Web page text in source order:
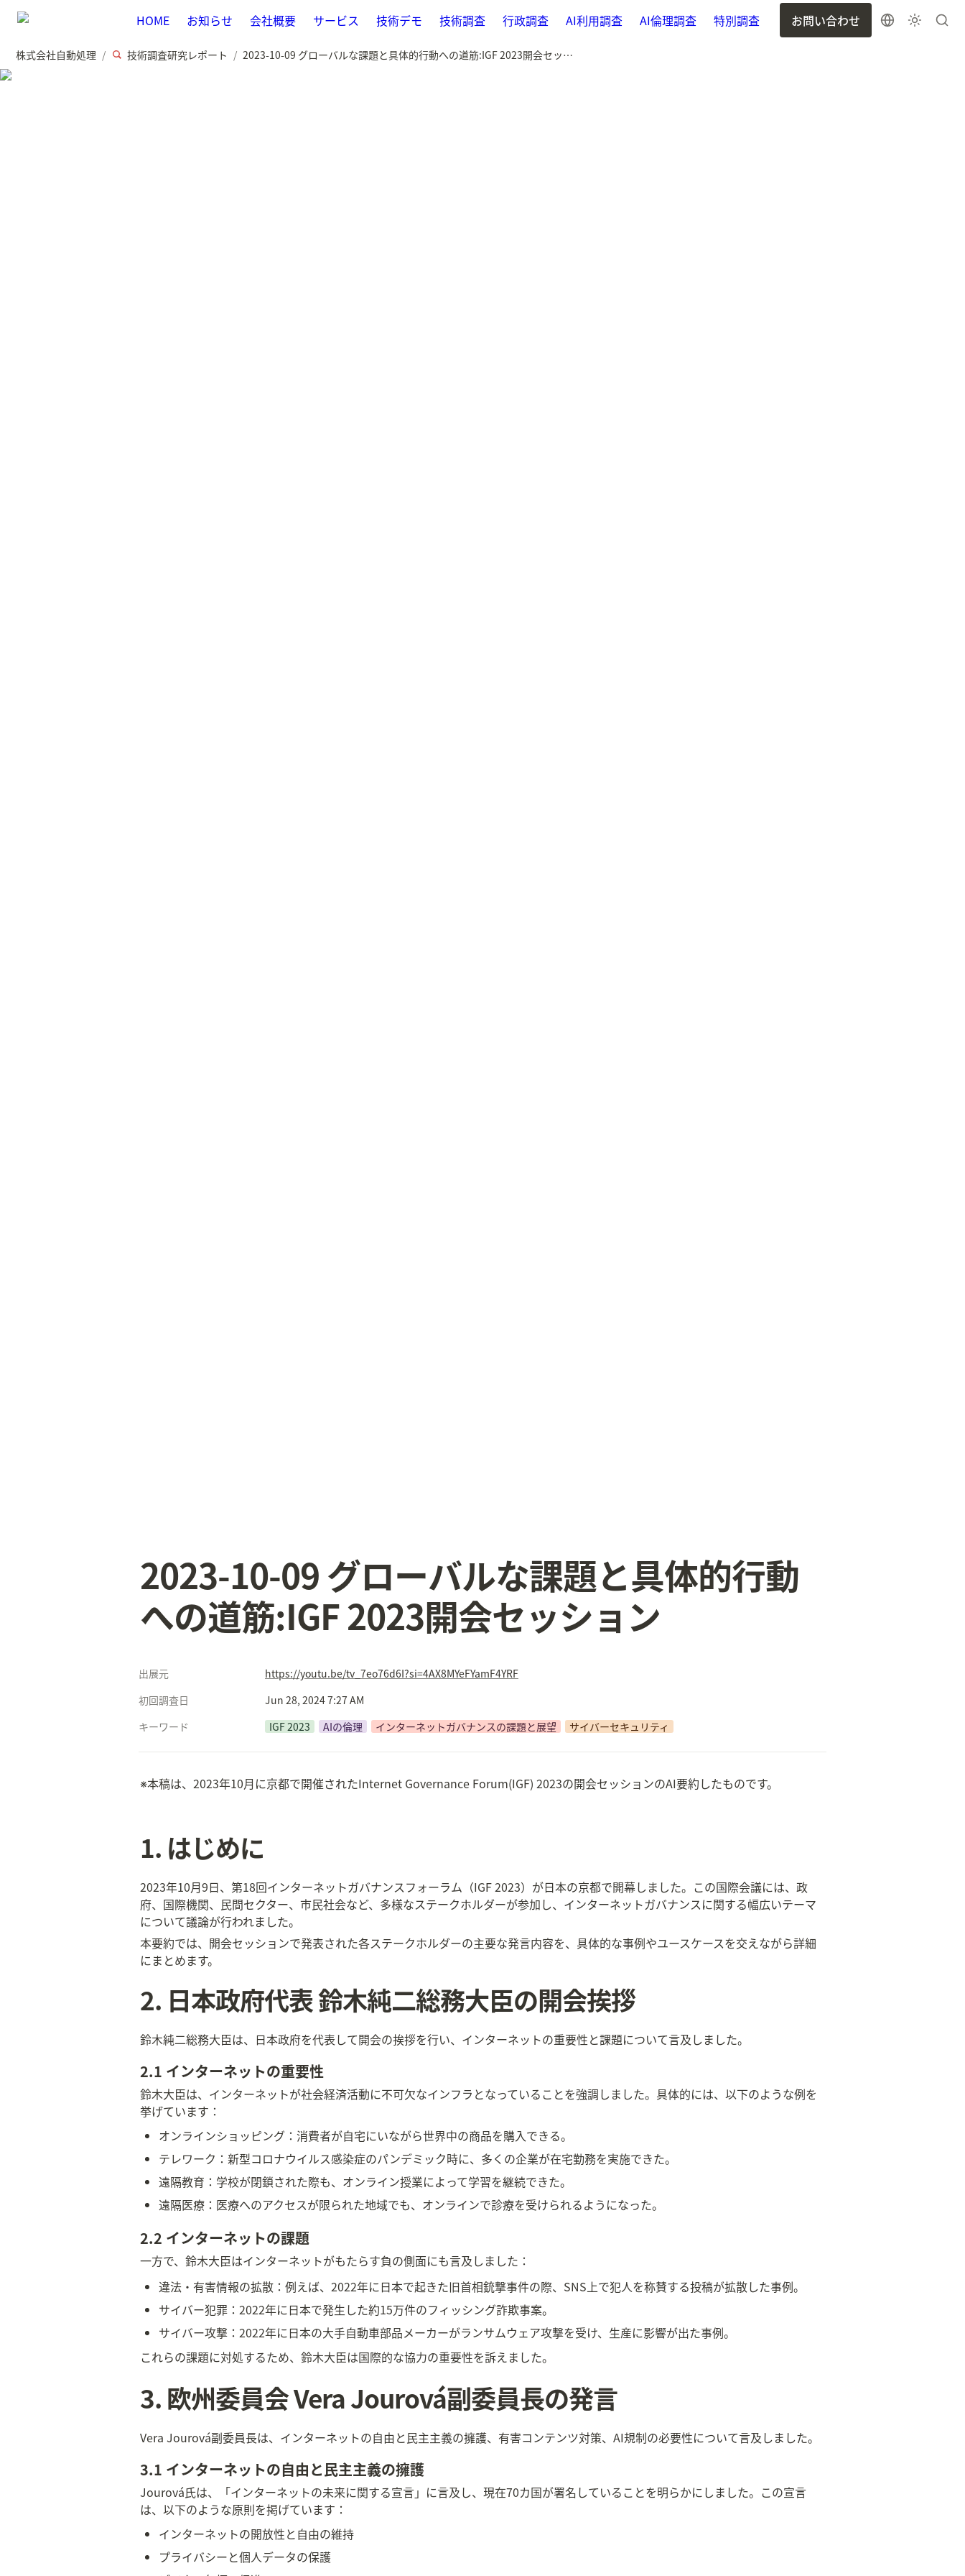
HOME お知らせ 会社概要 サービス 技術デモ 技術調査 行政調査 AI利用調査 AI倫理調査 特別調査 お問い合わせ
株式会社自動処理 / 技術調査研究レポート / 2023-10-09 グローバルな課題と具体的行動への道筋:IGF 2023開会セッション
2023-10-09 グローバルな課題と具体的行動
への道筋:IGF 2023開会セッション
出展元
https://youtu.be/tv_7eo76d6I?si=4AX8MYeFYamF4YRF
初回調査日
Jun 28, 2024 7:27 AM
キーワード
IGF 2023 AIの倫理 インターネットガバナンスの課題と展望 サイバーセキュリティ
※本稿は、2023年10月に京都で開催されたInternet Governance Forum(IGF) 2023の開会セッションのAI要約したものです。
1. はじめに
2023年10月9日、第18回インターネットガバナンスフォーラム（IGF 2023）が日本の京都で開幕しました。この国際会議には、政
府、国際機関、民間セクター、市民社会など、多様なステークホルダーが参加し、インターネットガバナンスに関する幅広いテーマ
について議論が行われました。
本要約では、開会セッションで発表された各ステークホルダーの主要な発言内容を、具体的な事例やユースケースを交えながら詳細
にまとめます。
2. 日本政府代表 鈴木純二総務大臣の開会挨拶
鈴木純二総務大臣は、日本政府を代表して開会の挨拶を行い、インターネットの重要性と課題について言及しました。
2.1 インターネットの重要性
鈴木大臣は、インターネットが社会経済活動に不可欠なインフラとなっていることを強調しました。具体的には、以下のような例を
挙げています：
オンラインショッピング：消費者が自宅にいながら世界中の商品を購入できる。
テレワーク：新型コロナウイルス感染症のパンデミック時に、多くの企業が在宅勤務を実施できた。
遠隔教育：学校が閉鎖された際も、オンライン授業によって学習を継続できた。
遠隔医療：医療へのアクセスが限られた地域でも、オンラインで診療を受けられるようになった。
2.2 インターネットの課題
一方で、鈴木大臣はインターネットがもたらす負の側面にも言及しました：
違法・有害情報の拡散：例えば、2022年に日本で起きた旧首相銃撃事件の際、SNS上で犯人を称賛する投稿が拡散した事例。
サイバー犯罪：2022年に日本で発生した約15万件のフィッシング詐欺事案。
サイバー攻撃：2022年に日本の大手自動車部品メーカーがランサムウェア攻撃を受け、生産に影響が出た事例。
これらの課題に対処するため、鈴木大臣は国際的な協力の重要性を訴えました。
3. 欧州委員会 Vera Jourová副委員長の発言
Vera Jourová副委員長は、インターネットの自由と民主主義の擁護、有害コンテンツ対策、AI規制の必要性について言及しました。
3.1 インターネットの自由と民主主義の擁護
Jourová氏は、「インターネットの未来に関する宣言」に言及し、現在70カ国が署名していることを明らかにしました。この宣言
は、以下のような原則を掲げています：
インターネットの開放性と自由の維持
プライバシーと個人データの保護